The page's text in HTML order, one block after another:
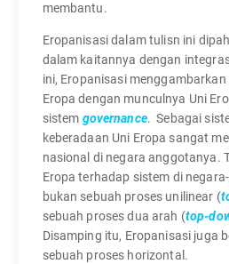
membantu.
Eropanisasi dalam tulisn ini
dalam kaitannya dengan
ini, Eropanisasi
Eropa dengan munculnya Uni
sistem governance. Sebagai
keberadaan Uni Eropa sangat
nasional di negara anggotanya.
Eropa terhadap sistem di
bukan sebuah proses unilinear (
sebuah proses dua arah (top-
Disamping itu, Eropanisasi juga
sebuah proses horizontal.